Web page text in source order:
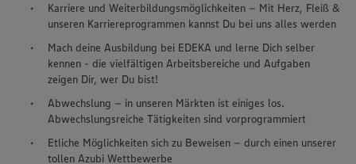
Karriere und Weiterbildungsmöglichkeiten – Mit Herz, Fleiß &
unseren Karriereprogrammen kannst Du bei uns alles werden
Mach deine Ausbildung bei EDEKA und lerne Dich selber
kennen - die vielfältigen Arbeitsbereiche und Aufgaben
zeigen Dir, wer Du bist!
Abwechslung – in unseren Märkten ist einiges los.
Abwechslungsreiche Tätigkeiten sind vorprogrammiert
Etliche Möglichkeiten sich zu Beweisen – durch einen unserer
tollen Azubi Wettbewerbe